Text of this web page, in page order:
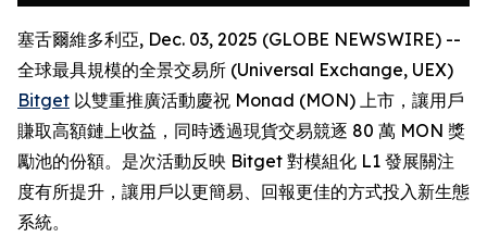
塞舌爾維多利亞, Dec. 03, 2025 (GLOBE NEWSWIRE) --
全球最具規模的全景交易所 (Universal Exchange, UEX)
Bitget 以雙重推廣活動慶祝 Monad (MON) 上市，讓用戶
賺取高額鏈上收益，同時透過現貨交易競逐 80 萬 MON 獎
勵池的份額。是次活動反映 Bitget 對模組化 L1 發展關注
度有所提升，讓用戶以更簡易、回報更佳的方式投入新生態
系統。